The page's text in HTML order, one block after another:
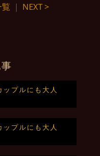
覧 ｜ NEXT >
プルにも大人
プルにも大人